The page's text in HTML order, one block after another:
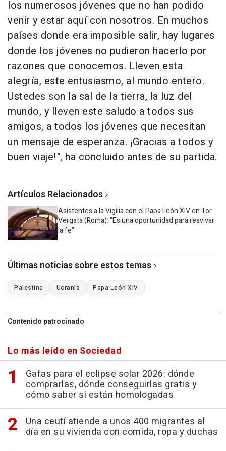
los numerosos jóvenes que no han podido
venir y estar aquí con nosotros. En muchos
países donde era imposible salir, hay lugares
donde los jóvenes no pudieron hacerlo por
razones que conocemos. Lleven esta
alegría, este entusiasmo, al mundo entero.
Ustedes son la sal de la tierra, la luz del
mundo, y lleven este saludo a todos sus
amigos, a todos los jóvenes que necesitan
un mensaje de esperanza. ¡Gracias a todos y
buen viaje!", ha concluido antes de su partida.
Artículos Relacionados
Asistentes a la Vigilia con el Papa León XIV en Tor
Vergata (Roma): "Es una oportunidad para reavivar
la fe"
Últimas noticias sobre estos temas
Palestina Ucrania Papa León XIV
Contenido patrocinado
Lo más leído en Sociedad
Gafas para el eclipse solar 2026: dónde
comprarlas, dónde conseguirlas gratis y
cómo saber si están homologadas
Una ceutí atiende a unos 400 migrantes al
día en su vivienda con comida, ropa y duchas